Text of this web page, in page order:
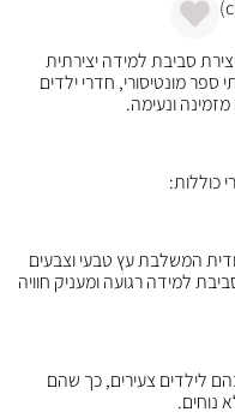
סביבת למידה יצירתית
ספר מונטיסורי, חדרי ילדים
ונעימה.
כוללות:
המשלבת עץ טבעי וצבעים
למידה רגועה ומעניק חוויה
לילדים צעירים, כך שהם
נוחים.